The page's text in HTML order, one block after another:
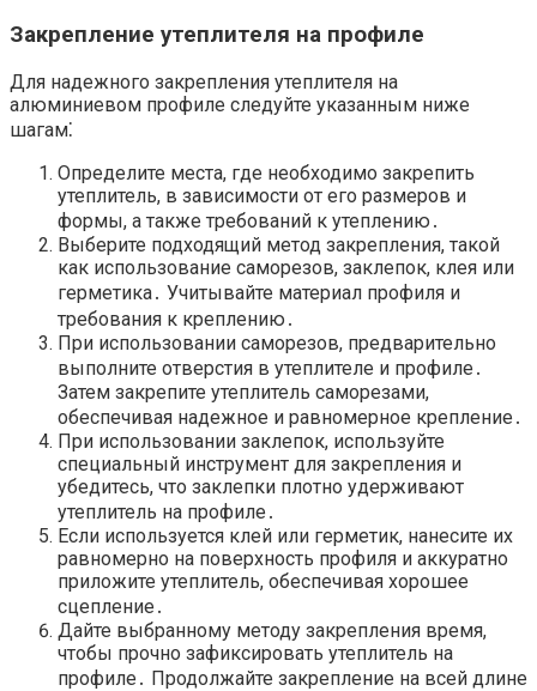
Закрепление утеплителя на профиле
Для надежного закрепления утеплителя на
алюминиевом профиле следуйте указанным ниже
шагам⁚
Определите места, где необходимо закрепить
утеплитель, в зависимости от его размеров и
формы, а также требований к утеплению․
Выберите подходящий метод закрепления, такой
как использование саморезов, заклепок, клея или
герметика․ Учитывайте материал профиля и
требования к креплению․
При использовании саморезов, предварительно
выполните отверстия в утеплителе и профиле․
Затем закрепите утеплитель саморезами,
обеспечивая надежное и равномерное крепление․
При использовании заклепок, используйте
специальный инструмент для закрепления и
убедитесь, что заклепки плотно удерживают
утеплитель на профиле․
Если используется клей или герметик, нанесите их
равномерно на поверхность профиля и аккуратно
приложите утеплитель, обеспечивая хорошее
сцепление․
Дайте выбранному методу закрепления время,
чтобы прочно зафиксировать утеплитель на
профиле․ Продолжайте закрепление на всей длине